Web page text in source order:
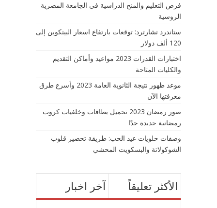
فرص التعليم والمنح الدراسية في الجامعة المصرية
الروسية
ستاندرد تشارترد: توقعات بارتفاع اسعار البيتكوين إلى
120 ألف دولار
اختبارات القدرات 2023 مواعيد وأماكن التقديم
والكليات المتاحة
موعد ظهور نتيجة الثانوية العامة 2023 وأسرع طرق
معرفتها الآن
صور رمضان 2023 تحميل بطاقات وخلفيات كروت
رمضانية جديدة جدًا
وصفات حلويات عيد الحب: طريقة تحضير قلوب
الشوكولاتة والبسكويت المحشي
آخر اخبار الأكثر تعليقاً